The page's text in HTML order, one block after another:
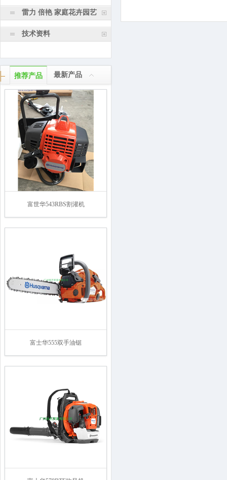
雷力 倍艳 家庭花卉园艺
技术资料
推荐产品 最新产品
富世华543RBS割灌机
富士华555双手油锯